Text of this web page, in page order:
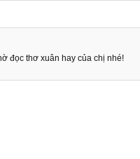
đọc thơ xuân hay của chị nhé!